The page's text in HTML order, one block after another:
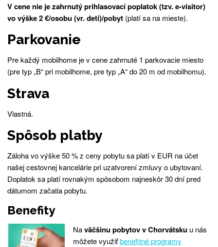
V cene nie je zahrnutý prihlasovací poplatok (tzv. e-visitor)
vo výške 2 €/osobu (vr. detí)/pobyt (platí sa na mieste).
Parkovanie
Pre každý mobilhome je v cene zahrnuté 1 parkovacie miesto
(pre typ „B“ pri mobilhome, pre typ „A“ do 20 m od mobilhomu).
Strava
Vlastná.
Spôsob platby
Záloha vo výške 50 % z ceny pobytu sa platí v EUR na účet
našej cestovnej kancelárie pri uzatvorení zmluvy o ubytovaní.
Doplatok sa platí rovnakým spôsobom najneskôr 30 dní pred
dátumom začatia pobytu.
Benefity
Naväčšinu pobytov v Chorvátsku u nás
môžete využiťbenefitné programy